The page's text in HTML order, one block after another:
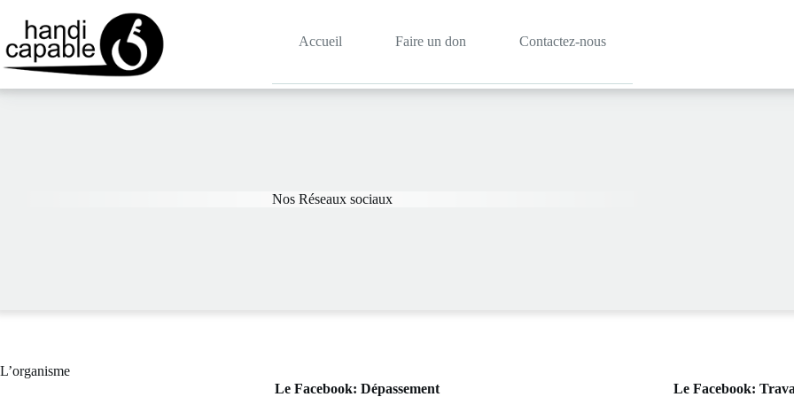
Accueil Faire un don Contactez-nous
Nos Réseaux sociaux
Le Facebook: Dépassement Le Facebook:
L’organisme